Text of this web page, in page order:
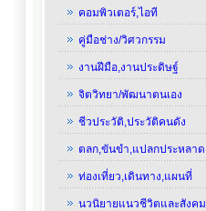
คอมพิวเตอร์,ไอที
คู่มือช่าง/วิศวกรรม
งานฝีมือ,งานประดิษฐ์
จิตวิทยา/พัฒนาตนเอง
ชีวประวัติ,ประวัติคนดัง
ตลก,ขันขำ,แปลกประหลาด
ท่องเที่ยว,เดินทาง,แผนที่
นวนิยายแนวชีวิตและสังคม